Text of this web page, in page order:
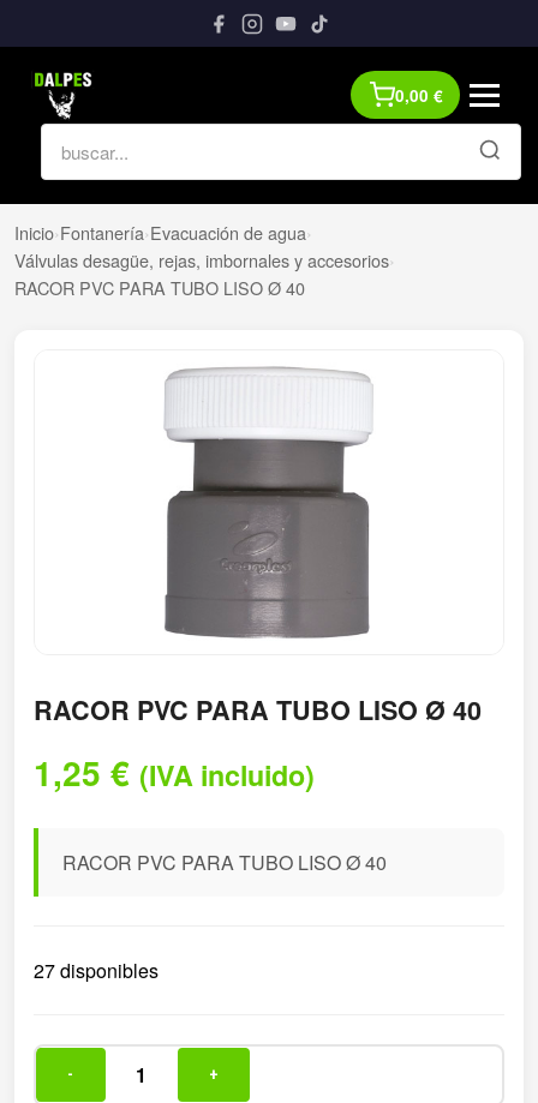
0,00 €
Inicio›Fontanería›Evacuación de agua›
Válvulas desagüe, rejas, imbornales y accesorios›
RACOR PVC PARA TUBO LISO Ø 40
RACOR PVC PARA TUBO LISO Ø 40
1,25 € (IVA incluido)
RACOR PVC PARA TUBO LISO Ø 40
27 disponibles
- +